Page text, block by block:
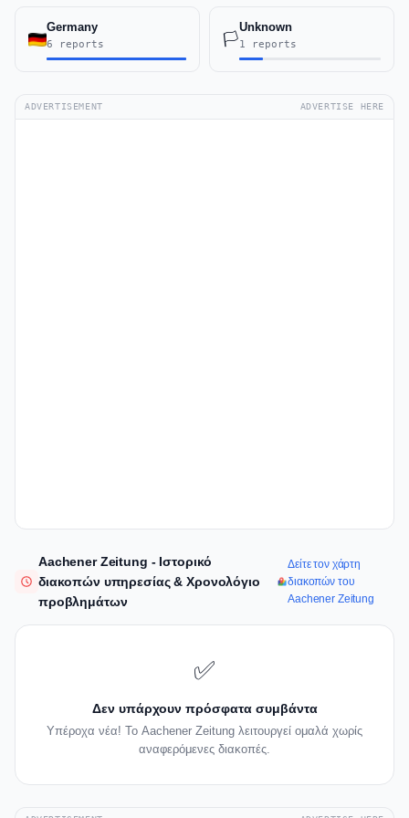
Germany
6 reports 🏳️
Unknown
1 reports
ADVERTISEMENT ADVERTISE HERE
Aachener Zeitung - Ιστορικό
διακοπών υπηρεσίας & Χρονολόγιο
προβλημάτων
Δείτε τον χάρτη
διακοπών του
Aachener Zeitung
✅
Δεν υπάρχουν πρόσφατα συμβάντα
Υπέροχα νέα! Το Aachener Zeitung λειτουργεί ομαλά χωρίς
αναφερόμενες διακοπές.